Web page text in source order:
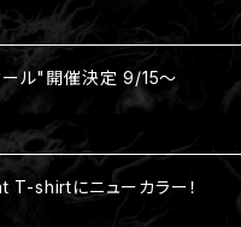
"Wサマーセール"開催決定 9/15～
shirtにニューカラー！